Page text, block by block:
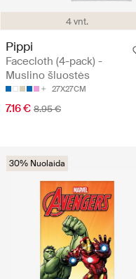
4 vnt.
Pippi
Facecloth (4-pack) -
Muslino šluostės
27X27CM
7.16 € 8.95 €
30% Nuolaida